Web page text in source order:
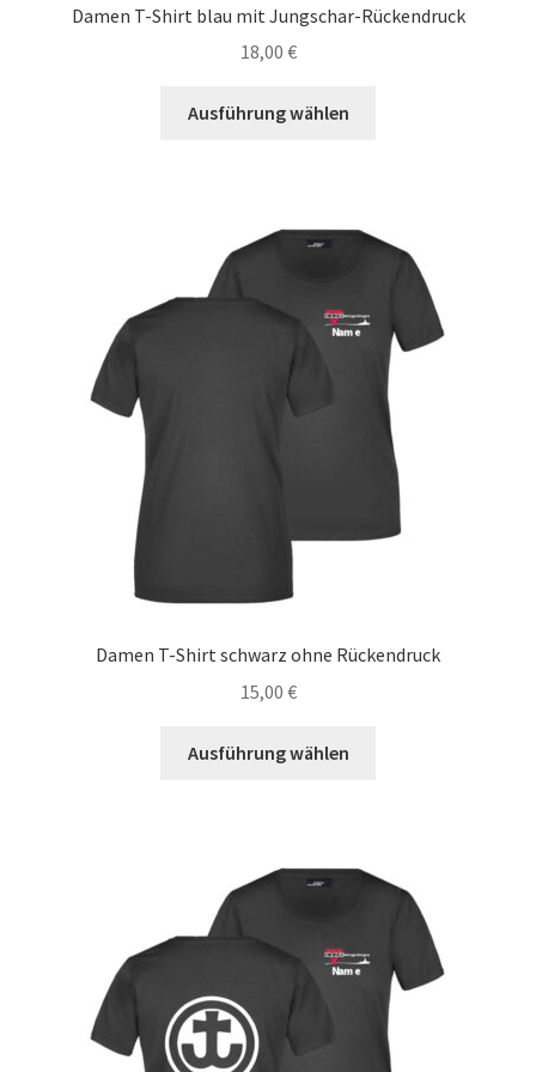
Damen T-Shirt blau mit Jungschar-Rückendruck
18,00 €
Ausführung wählen
auf.
Optionen
können
auf
der
Produktseite
gewählt
werden
Damen T-Shirt schwarz ohne Rückendruck
15,00 €
Ausführung wählen
auf.
Optionen
können
auf
der